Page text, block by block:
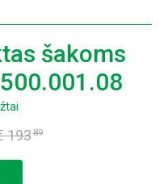
šakoms
19389